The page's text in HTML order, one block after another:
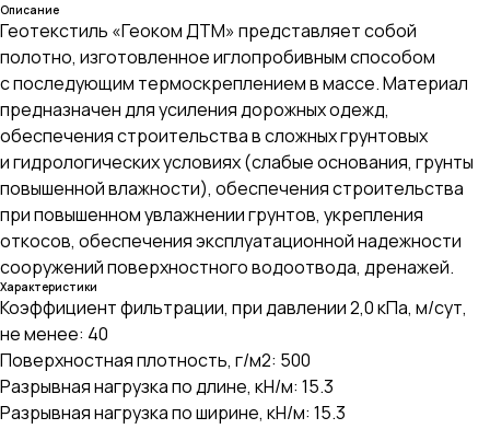
Описание
Геотекстиль «Геоком ДТМ» представляет собой
полотно, изготовленное иглопробивным способом
с последующим термоскреплением в массе. Материал
предназначен для усиления дорожных одежд,
обеспечения строительства в сложных грунтовых
и гидрологических условиях (слабые основания, грунты
повышенной влажности), обеспечения строительства
при повышенном увлажнении грунтов, укрепления
откосов, обеспечения эксплуатационной надежности
сооружений поверхностного водоотвода, дренажей.
Характеристики
Коэффициент фильтрации, при давлении 2,0 кПа, м/сут,
не менее: 40
Поверхностная плотность, г/м2: 500
Разрывная нагрузка по длине, кН/м: 15.3
Разрывная нагрузка по ширине, кН/м: 15.3